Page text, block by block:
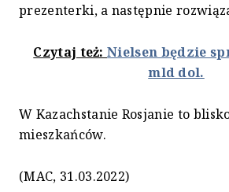
prezenterki, a następnie
Czytaj też:Nielsen będzie
mld dol.
W Kazachstanie Rosjanie to
mieszkańców.
(MAC, 31.03.2022)